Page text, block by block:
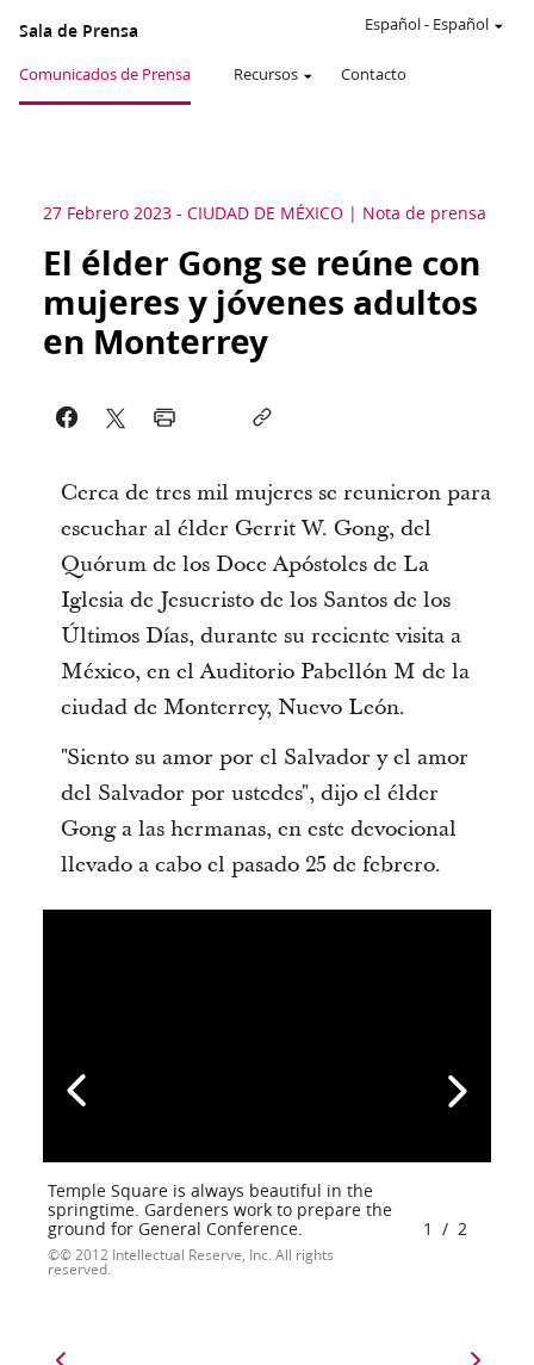
Sala de Prensa
Comunicados de Prensa Recursos Contacto
Español- Español
27 Febrero 2023 - CIUDAD DE MÉXICO Nota de prensa
El élder Gong se reúne con
mujeres y jóvenes adultos
en Monterrey
Cerca de tres mil mujeres se reunieron para
escuchar al élder Gerrit W. Gong, del
Quórum de los Doce Apóstoles de La
Iglesia de Jesucristo de los Santos de los
Últimos Días, durante su reciente visita a
México, en el Auditorio Pabellón M de la
ciudad de Monterrey, Nuevo León.
"Siento su amor por el Salvador y el amor
del Salvador por ustedes", dijo el élder
Gong a las hermanas, en este devocional
llevado a cabo el pasado 25 de febrero.
Temple Square is always beautiful in the
springtime. Gardeners work to prepare the
ground for General Conference.
© 2012 Intellectual Reserve, Inc. All rights
reserved.
1 / 2